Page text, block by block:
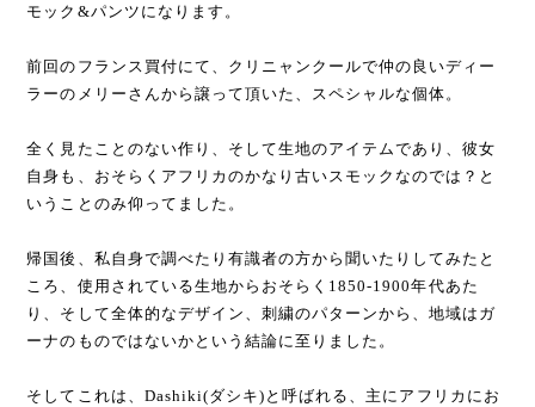
モック&パンツになります。
前回のフランス買付にて、クリニャンクールで仲の良いディー
ラーのメリーさんから譲って頂いた、スペシャルな個体。
全く見たことのない作り、そして生地のアイテムであり、彼女
自身も、おそらくアフリカのかなり古いスモックなのでは？と
いうことのみ仰ってました。
帰国後、私自身で調べたり有識者の方から聞いたりしてみたと
ころ、使用されている生地からおそらく1850-1900年代あた
り、そして全体的なデザイン、刺繍のパターンから、地域はガ
ーナのものではないかという結論に至りました。
そしてこれは、Dashiki(ダシキ)と呼ばれる、主にアフリカにお